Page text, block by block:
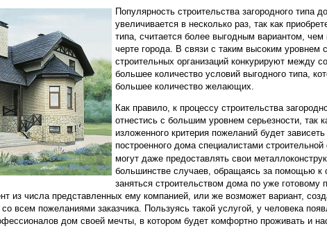
Популярность строительства загородного типа
увеличивается в несколько раз, так как
типа, считается более выгодным вариантом, чем
черте города. В связи с таким высоким уровнем
строительных организаций конкурируют между
большее количество условий выгодного типа,
большее количество желающих.
Как правило, к процессу строительства
отнестись с большим уровнем серьезности, так
изложенного критерия пожеланий будет
построенного дома специалистами строительной
могут даже предоставлять свои
большинстве случаев, обращаясь за помощью к
заняться строительством дома по уже готовому
из числа представленных ему компанией, или же возможет вариант,
со всем пожеланиями заказчика. Пользуясь такой услугой, у человека
дом своей мечты, в котором будет комфортно проживать и